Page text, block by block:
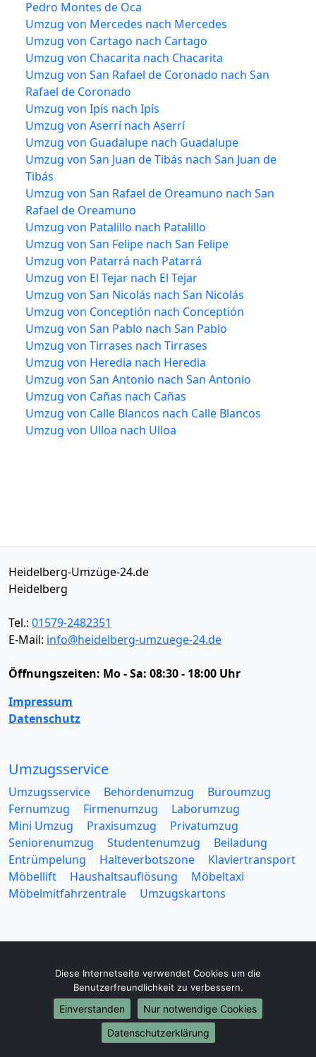
Pedro Montes de Oca
Umzug von Mercedes nach Mercedes
Umzug von Cartago nach Cartago
Umzug von Chacarita nach Chacarita
Umzug von San Rafael de Coronado nach San
Rafael de Coronado
Umzug von Ipís nach Ipís
Umzug von Aserrí nach Aserrí
Umzug von Guadalupe nach Guadalupe
Umzug von San Juan de Tibás nach San Juan de
Tibás
Umzug von San Rafael de Oreamuno nach San
Rafael de Oreamuno
Umzug von Patalillo nach Patalillo
Umzug von San Felipe nach San Felipe
Umzug von Patarrá nach Patarrá
Umzug von El Tejar nach El Tejar
Umzug von San Nicolás nach San Nicolás
Umzug von Conceptión nach Conceptión
Umzug von San Pablo nach San Pablo
Umzug von Tirrases nach Tirrases
Umzug von Heredia nach Heredia
Umzug von San Antonio nach San Antonio
Umzug von Cañas nach Cañas
Umzug von Calle Blancos nach Calle Blancos
Umzug von Ulloa nach Ulloa
Heidelberg-Umzüge-24.de
Heidelberg
Tel.: 01579-2482351
E-Mail: info@heidelberg-umzuege-24.de
Öffnungszeiten: Mo - Sa: 08:30 - 18:00 Uhr
Impressum
Datenschutz
Umzugsservice
Umzugsservice Behördenumzug
Büroumzug
Fernumzug
Firmenumzug
Laborumzug
Mini Umzug
Praxisumzug
Privatumzug
Seniorenumzug
Studentenumzug
Beiladung
Entrümpelung
Halteverbotszone
Klaviertransport
Möbellift
Haushaltsauflösung
Möbeltaxi
Möbelmitfahrzentrale
Umzugskartons
Europa-Umzüge
Umzug von Heidelberg nach Belarus
Umzug von Heidelberg nach Belgien
Umzug von Heidelberg nach Bulgarien
Diese Internetseite verwendet Cookies um die
Benutzerfreundlichkeit zu verbessern.
Einverstanden
Nur notwendige Cookies
Datenschutzerklärung